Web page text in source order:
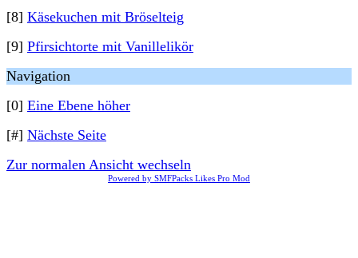
[8] Käsekuchen mit Bröselteig
[9] Pfirsichtorte mit Vanillelikör
Navigation
[0] Eine Ebene höher
[#] Nächste Seite
Zur normalen Ansicht wechseln
Powered by SMFPacks Likes Pro Mod